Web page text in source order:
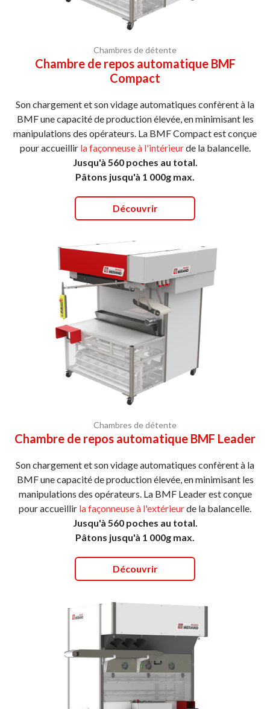
Chambres de détente
Chambre de repos automatique BMF
Compact
Son chargement et son vidage automatiques confèrent à la
BMF une capacité de production élevée, en minimisant les
manipulations des opérateurs. La BMF Compact est conçue
pour accueillir la façonneuse à l'intérieurde la balancelle.
Jusqu'à 560 poches au total.
Pâtons jusqu'à 1 000g max.
Découvrir
Chambres de détente
Chambre de repos automatique BMF Leader
Son chargement et son vidage automatiques confèrent à la
BMF une capacité de production élevée, en minimisant les
manipulations des opérateurs. La BMF Leader est conçue
pour accueillir la façonneuse à l'extérieurde la balancelle.
Jusqu'à 560 poches au total.
Pâtons jusqu'à 1 000g max.
Découvrir